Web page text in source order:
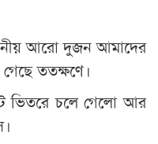
আরো দুজন আমাদের
ততক্ষণে।
ভিতরে চলে গেলো আর